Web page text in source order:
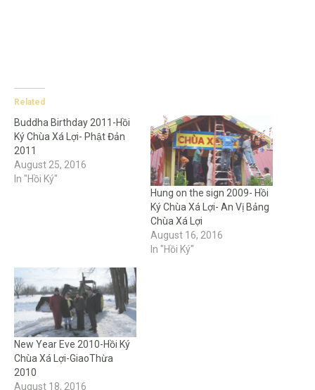
Related
Buddha Birthday 2011-Hồi
Ký Chùa Xá Lợi- Phật Đản
2011
August 25, 2016
In "Hồi Ký"
Hung on the sign 2009- Hồi
Ký Chùa Xá Lợi- An Vị Bảng
Chùa Xá Lợi
August 16, 2016
In "Hồi Ký"
New Year Eve 2010-Hồi Ký
Chùa Xá Lợi-GiaoThừa
2010
August 18, 2016